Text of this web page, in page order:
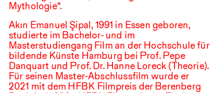
Mythologie“.
Akın Emanuel Şipal, 1991 in Essen geboren,
studierte im Bachelor- und im
Masterstudiengang Film an der Hochschule für
bildende Künste Hamburg bei Prof. Pepe
Danquart und Prof. Dr. Hanne Loreck (Theorie).
Für seinen Master-Abschlussfilm wurde er
2021 mit dem HFBK Filmpreis der Berenberg